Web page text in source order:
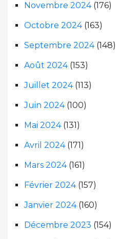
Novembre 2024(176)
Octobre 2024(163)
Septembre 2024(148)
Août 2024(153)
Juillet 2024(113)
Juin 2024(100)
Mai 2024(131)
Avril 2024(171)
Mars 2024(161)
Février 2024(157)
Janvier 2024(160)
Décembre 2023 (154)